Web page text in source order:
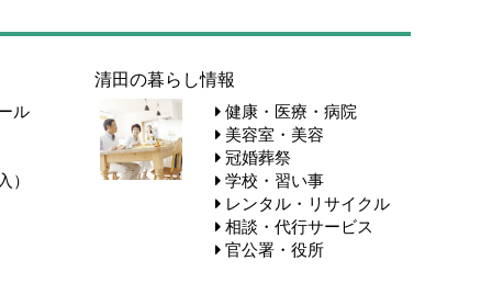
ル
清田の暮らし情報
健康・医療・病院
美容室・美容
冠婚葬祭
学校・習い事
レンタル・リサイクル
相談・代行サービス
官公署・役所